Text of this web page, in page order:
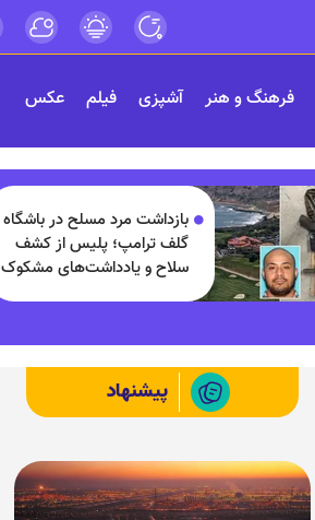
فرهنگ و هنر آشپزی فیلم عکس
بازداشت مرد مسلح در باشگاه
گلف ترامپ؛ پلیس از کشف
سلاح و یادداشت‌های مشکوک
پیشنهاد